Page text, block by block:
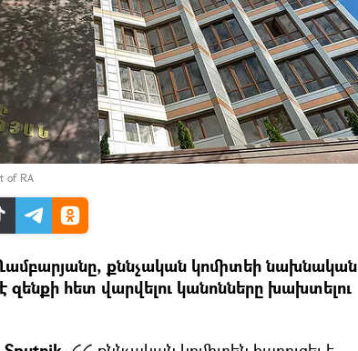
of RA
քննչական կոմիտեի նախնական
զենքի հետ վարվելու կանոնները խախտելու